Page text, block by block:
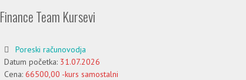
Finance Team Kursevi
Poreski računovodja
Datum početka: 31.07.2026
Cena: 66500,00 -kurs samostalni